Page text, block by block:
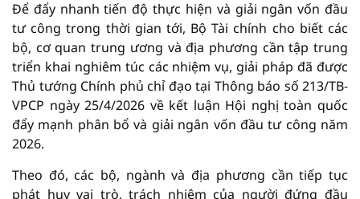
Để đẩy nhanh tiến độ thực hiện và giải ngân vốn đầu
tư công trong thời gian tới, Bộ Tài chính cho biết các
bộ, cơ quan trung ương và địa phương cần tập trung
triển khai nghiêm túc các nhiệm vụ, giải pháp đã được
Thủ tướng Chính phủ chỉ đạo tại Thông báo số 213/TB-
VPCP ngày 25/4/2026 về kết luận Hội nghị toàn quốc
đẩy mạnh phân bổ và giải ngân vốn đầu tư công năm
2026.
Theo đó, các bộ, ngành và địa phương cần tiếp tục
phát huy vai trò, trách nhiệm của người đứng đầu